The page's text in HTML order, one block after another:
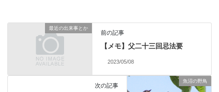
最近の出来事とか
前の記事
【メモ】父二十三回忌法要
2023/05/08
魚沼の野鳥
次の記事